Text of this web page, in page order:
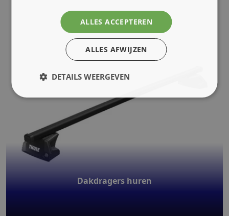
Dakdragers huren
ALLES ACCEPTEREN
ALLES AFWIJZEN
DETAILS WEERGEVEN